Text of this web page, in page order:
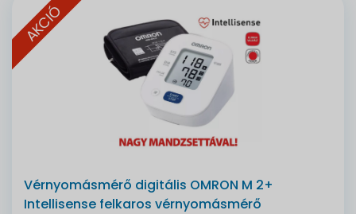
AKCIÓ
Vérnyomásmérő digitális OMRON M 2+
Intellisense felkaros vérnyomásmérő